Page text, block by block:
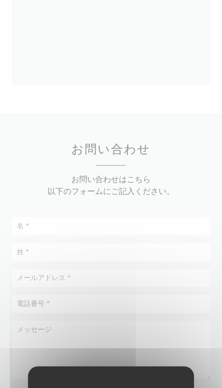
お問い合わせ
お問い合わせはこちら
以下のフォームにご記入ください。